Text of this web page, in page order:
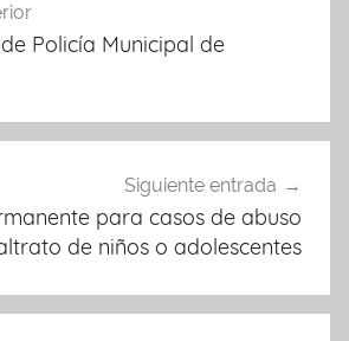
Policía Municipal de
Siguiente entrada
para casos de abuso
de niños o adolescentes